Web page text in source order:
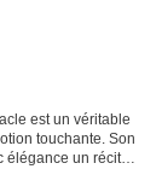
est un véritable
touchante. Son
élégance un récit